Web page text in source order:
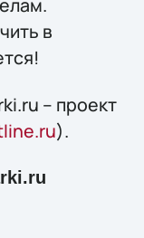
в
– проект
).